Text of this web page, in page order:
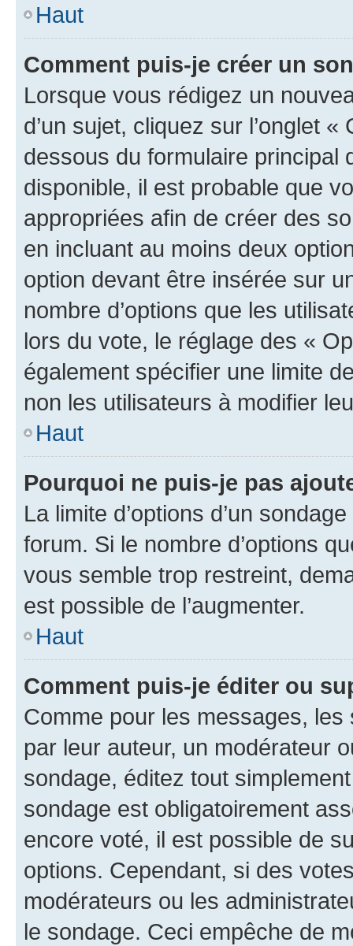
Haut
Comment puis-je créer un
Lorsque vous rédigez un
d’un sujet, cliquez sur l’onglet
dessous du formulaire principal
disponible, il est probable que
appropriées afin de créer des
en incluant au moins deux
option devant être insérée sur
nombre d’options que les
lors du vote, le réglage des «
également spécifier une limite
non les utilisateurs à modifier
Haut
Pourquoi ne puis-je pas
La limite d’options d’un
forum. Si le nombre d’options
vous semble trop restreint,
est possible de l’augmenter.
Haut
Comment puis-je éditer ou
Comme pour les messages,
par leur auteur, un modérateur
sondage, éditez tout
sondage est obligatoirement
encore voté, il est possible de
options. Cependant, si des
modérateurs ou les
le sondage. Ceci empêche de